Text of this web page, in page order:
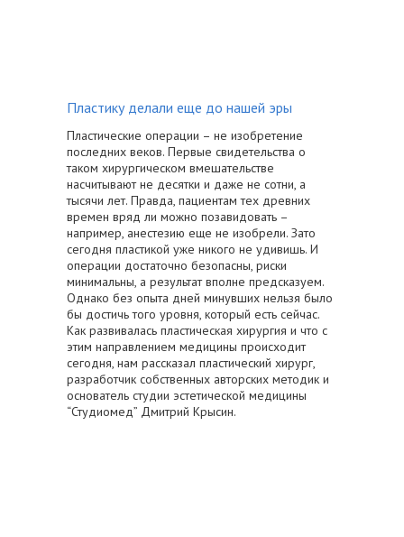
Пластику делали еще до нашей эры
Пластические операции – не изобретение
последних веков. Первые свидетельства о
таком хирургическом вмешательстве
насчитывают не десятки и даже не сотни, а
тысячи лет. Правда, пациентам тех древних
времен вряд ли можно позавидовать –
например, анестезию еще не изобрели. Зато
сегодня пластикой уже никого не удивишь. И
операции достаточно безопасны, риски
минимальны, а результат вполне предсказуем.
Однако без опыта дней минувших нельзя было
бы достичь того уровня, который есть сейчас.
Как развивалась пластическая хирургия и что с
этим направлением медицины происходит
сегодня, нам рассказал пластический хирург,
разработчик собственных авторских методик и
основатель студии эстетической медицины
“Студиомед” Дмитрий Крысин.